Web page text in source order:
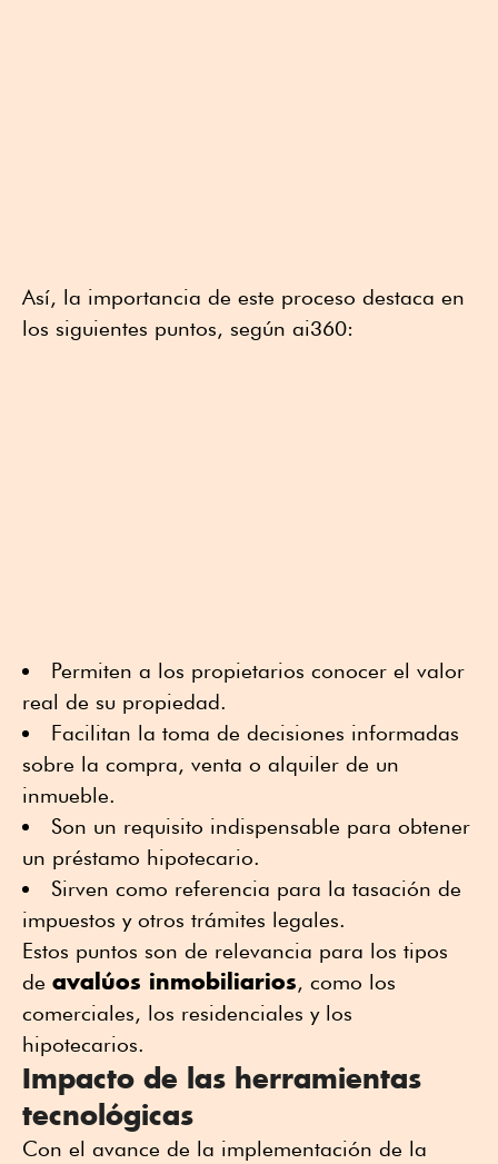
Así, la importancia de este proceso destaca en
los siguientes puntos, según ai360:
Permiten a los propietarios conocer el valor
real de su propiedad.
Facilitan la toma de decisiones informadas
sobre la compra, venta o alquiler de un
inmueble.
Son un requisito indispensable para obtener
un préstamo hipotecario.
Sirven como referencia para la tasación de
impuestos y otros trámites legales.
Estos puntos son de relevancia para los tipos
de avalúos inmobiliarios, como los
comerciales, los residenciales y los
hipotecarios.
Impacto de las herramientas
tecnológicas
Con el avance de la implementación de la